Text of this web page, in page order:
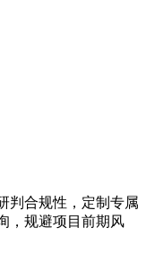
判合规性，定制专属
，规避项目前期风